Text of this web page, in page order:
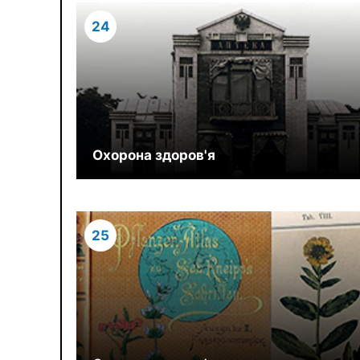
24
Охорона здоров'я
25